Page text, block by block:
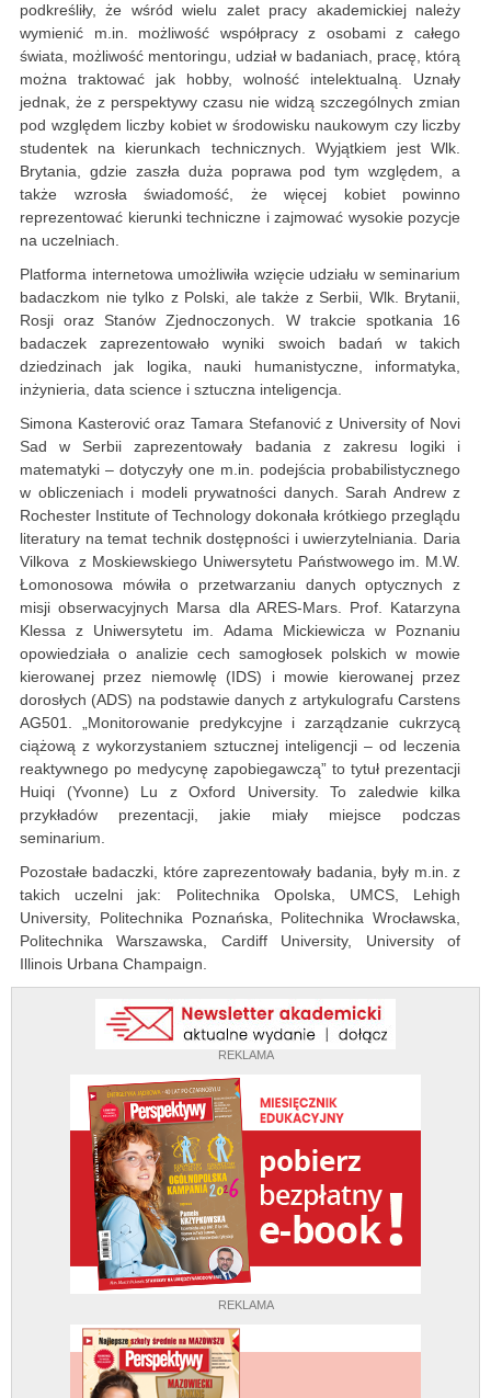
REKLAMA
REKLAMA
podkreśliły, że wśród wielu zalet pracy akademickiej należy
wymienić m.in. możliwość współpracy z osobami z całego
świata, możliwość mentoringu, udział w badaniach, pracę, którą
można traktować jak hobby, wolność intelektualną. Uznały
jednak, że z perspektywy czasu nie widzą szczególnych zmian
pod względem liczby kobiet w środowisku naukowym czy liczby
studentek na kierunkach technicznych. Wyjątkiem jest Wlk.
Brytania, gdzie zaszła duża poprawa pod tym względem, a
także wzrosła świadomość, że więcej kobiet powinno
reprezentować kierunki techniczne i zajmować wysokie pozycje
na uczelniach.
Platforma internetowa umożliwiła wzięcie udziału w seminarium
badaczkom nie tylko z Polski, ale także z Serbii, Wlk. Brytanii,
Rosji oraz Stanów Zjednoczonych. W trakcie spotkania 16
badaczek zaprezentowało wyniki swoich badań w takich
dziedzinach jak logika, nauki humanistyczne, informatyka,
inżynieria, data science i sztuczna inteligencja.
Simona Kasterović oraz Tamara Stefanović z University of Novi
Sad w Serbii zaprezentowały badania z zakresu logiki i
matematyki – dotyczyły one m.in. podejścia probabilistycznego
w obliczeniach i modeli prywatności danych. Sarah Andrew z
Rochester Institute of Technology dokonała krótkiego przeglądu
literatury na temat technik dostępności i uwierzytelniania. Daria
Vilkova z Moskiewskiego Uniwersytetu Państwowego im. M.W.
Łomonosowa mówiła o przetwarzaniu danych optycznych z
misji obserwacyjnych Marsa dla ARES-Mars. Prof. Katarzyna
Klessa z Uniwersytetu im. Adama Mickiewicza w Poznaniu
opowiedziała o analizie cech samogłosek polskich w mowie
kierowanej przez niemowlę (IDS) i mowie kierowanej przez
dorosłych (ADS) na podstawie danych z artykulografu Carstens
AG501. „Monitorowanie predykcyjne i zarządzanie cukrzycą
ciążową z wykorzystaniem sztucznej inteligencji – od leczenia
reaktywnego po medycynę zapobiegawczą” to tytuł prezentacji
Huiqi (Yvonne) Lu z Oxford University. To zaledwie kilka
przykładów prezentacji, jakie miały miejsce podczas
seminarium.
Pozostałe badaczki, które zaprezentowały badania, były m.in. z
takich uczelni jak: Politechnika Opolska, UMCS, Lehigh
University, Politechnika Poznańska, Politechnika Wrocławska,
Politechnika Warszawska, Cardiff University, University of
Illinois Urbana Champaign.